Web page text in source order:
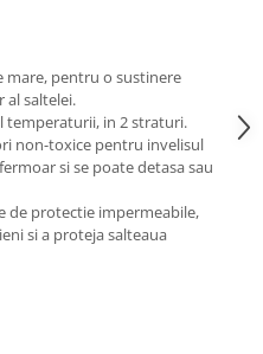
mare, pentru o sustinere
al saltelei.
temperaturii, in 2 straturi.
non-toxice pentru invelisul
si se poate detasa sau
de protectie impermeabile,
si a proteja salteaua